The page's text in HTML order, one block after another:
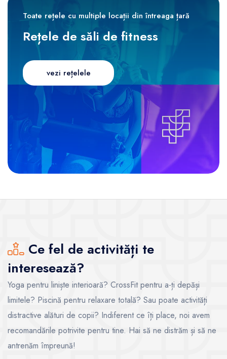
Toate rețele cu multiple locații din întreaga țară
Rețele de săli de fitness
vezi rețelele
Ce fel de activități te
interesează?
Yoga pentru liniște interioară? CrossFit pentru a-ți depăși
limitele? Piscină pentru relaxare totală? Sau poate activități
distractive alături de copii? Indiferent ce îți place, noi avem
recomandările potrivite pentru tine. Hai să ne distrăm și să ne
antrenăm împreună!